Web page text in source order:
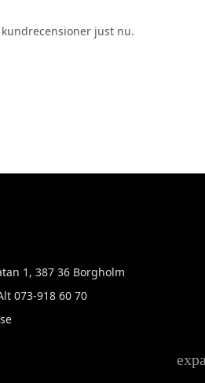
just nu.
1, 387 36 Borgholm
073-918 60 70